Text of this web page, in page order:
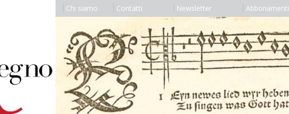
Chi siamo Contatti Newsletter Abbonamenti